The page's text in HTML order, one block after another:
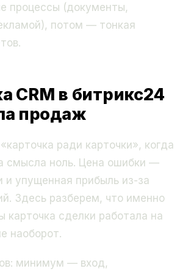
процессы (документы,
потом — тонкая
CRM в битрикс24
продаж
ради карточки», когда
смысла ноль. Цена ошибки —
и упущенная прибыль из-за
Здесь разберем, что именно
карточка сделки работала на
наоборот.
минимум — вход,